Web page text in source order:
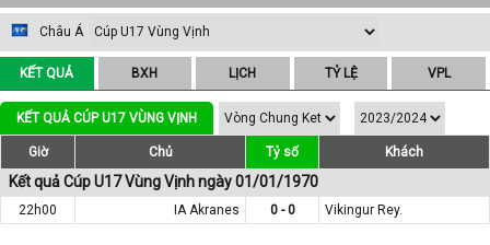
Châu Á
KẾT QUẢ BXH LỊCH TỶ LỆ VPL
KẾT QUẢ CÚP U17 VÙNG VỊNH
Giờ Chủ Tỷ số Khách
Kết quả Cúp U17 Vùng Vịnh ngày 01/01/1970
22h00 IA Akranes 0 - 0 Vikingur Rey.